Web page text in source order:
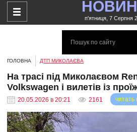
п'ятниця, 7 Серпня
ГОЛОВНА ДТП МИКОЛАЄВА
На трасі під Миколаєвом
Volkswagen і вилетів із
20.05.2026 в 20:21 2161 читать